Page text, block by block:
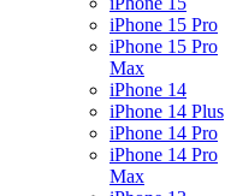
iPhone 15 Pro
iPhone 15 Pro
Max
iPhone 14
iPhone 14 Plus
iPhone 14 Pro
iPhone 14 Pro
Max